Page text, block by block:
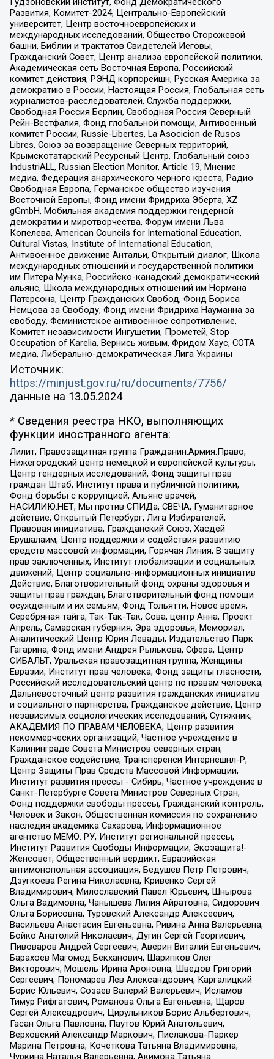
Развития, Комитет-2024, Центрально-Европейский
университет, Центр восточноевропейских и
международных исследований, Общество Сторожевой
башни, Библии и трактатов Свидетелей Иеговы,
Гражданский Совет, Центр анализа европейской политики,
Академическая сеть Восточная Европа, Российский
комитет действия, РЭНД корпорейшн, Русская Америка за
демократию в России, Настоящая Россия, Глобальная сеть
журналистов-расследователей, Служба поддержки,
Свободная Россия Берлин, Свободная Россия Северный
Рейн-Вестфалия, Фонд глобальной помощи, Антивоенный
комитет России, Russie-Libertes, La Asocicion de Rusos
Libres, Союз за возвращение Северных территорий,
Крымскотатарский Ресурсный Центр, Глобальный союз
IndustriALL, Russian Election Monitor, Article 19, Мнение
медиа, Федерация анархического черного креста, Радио
Свободная Европа, Германское общество изучения
Восточной Европы, Фонд имени Фридриха Эберта, XZ
gGmbH, Мобильная академия поддержки гендерной
демократии и миротворчества, Форум имени Льва
Копелева, American Councils for International Education,
Cultural Vistas, Institute of International Education,
Антивоенное движение Антальи, Открытый диалог, Школа
международных отношений и государственной политики
им Питера Мунка, Российско-канадский демократический
альянс, Школа международных отношений им Нормана
Патерсона, Центр Гражданских Свобод, Фонд Бориса
Немцова за Свободу, Фонд имени Фридриха Науманна за
свободу, Феминистское антивоенное сопротивление,
Комитет независимости Ингушетии, Прометей, Stop
Occupation of Karelia, Вернись живым, Фридом Хаус, СОТА
медиа, Либерально-демократическая Лига Украины
Источник:
https://minjust.gov.ru/ru/documents/7756/
данные на 13.05.2024
* Сведения реестра НКО, выполняющих
функции иностранного агента:
Лилит, Правозащитная группа Гражданин.Армия.Право,
Нижегородский центр немецкой и европейской культуры,
Центр гендерных исследований, Фонд защиты прав
граждан Штаб, Институт права и публичной политики,
Фонд борьбы с коррупцией, Альянс врачей,
НАСИЛИЮ.НЕТ, Мы против СПИДа, СВЕЧА, Гуманитарное
действие, Открытый Петербург, Лига Избирателей,
Правовая инициатива, Гражданский Союз, Хасдей
Ерушалаим, Центр поддержки и содействия развитию
средств массовой информации, Горячая Линия, В защиту
прав заключенных, Институт глобализации и социальных
движений, Центр социально-информационных инициатив
Действие, Благотворительный фонд охраны здоровья и
защиты прав граждан, Благотворительный фонд помощи
осужденным и их семьям, Фонд Тольятти, Новое время,
Серебряная тайга, Так-Так-Так, Сова, центр Анна, Проект
Апрель, Самарская губерния, Эра здоровья, Мемориал,
Аналитический Центр Юрия Левады, Издательство Парк
Гагарина, Фонд имени Андрея Рылькова, Сфера, Центр
СИБАЛЬТ, Уральская правозащитная группа, Женщины
Евразии, Институт прав человека, Фонд защиты гласности,
Российский исследовательский центр по правам человека,
Дальневосточный центр развития гражданских инициатив
и социального партнерства, Гражданское действие, Центр
независимых социологических исследований, Сутяжник,
АКАДЕМИЯ ПО ПРАВАМ ЧЕЛОВЕКА, Центр развития
некоммерческих организаций, Частное учреждение в
Калининграде Совета Министров северных стран,
Гражданское содействие, Трансперенси Интернешнл-Р,
Центр Защиты Прав Средств Массовой Информации,
Институт развития прессы - Сибирь, Частное учреждение в
Санкт-Петербурге Совета Министров Северных Стран,
Фонд поддержки свободы прессы, Гражданский контроль,
Человек и Закон, Общественная комиссия по сохранению
наследия академика Сахарова, Информационное
агентство МЕМО. РУ, Институт региональной прессы,
Институт Развития Свободы Информации, Экозащита!-
Женсовет, Общественный вердикт, Евразийская
антимонопольная ассоциация, Бедушев Петр Петрович,
Дзугкоева Регина Николаевна, Кривенко Сергей
Владимирович, Милославский Павел Юрьевич, Шнырова
Ольга Вадимовна, Чанышева Лилия Айратовна, Сидорович
Ольга Борисовна, Туровский Александр Алексеевич,
Васильева Анастасия Евгеньевна, Ривина Анна Валерьевна,
Бойко Анатолий Николаевич, Дугин Сергей Георгиевич,
Пивоваров Андрей Сергеевич, Аверин Виталий Евгеньевич,
Барахоев Магомед Бекханович, Шарипков Олег
Викторович, Мошель Ирина Ароновна, Шведов Григорий
Сергеевич, Пономарев Лев Александрович, Каргалицкий
Борис Юльевич, Созаев Валерий Валерьевич, Исламов
Тимур Рифгатович, Романова Ольга Евгеньевна, Щаров
Сергей Алексадрович, Цирульников Борис Альбертович,
Гасан Ольга Павловна, Паутов Юрий Анатольевич,
Верховский Александр Маркович, Пислакова-Паркер
Марина Петровна, Кочеткова Татьяна Владимировна,
Чуркина Наталья Валерьевна, Акимова Татьяна